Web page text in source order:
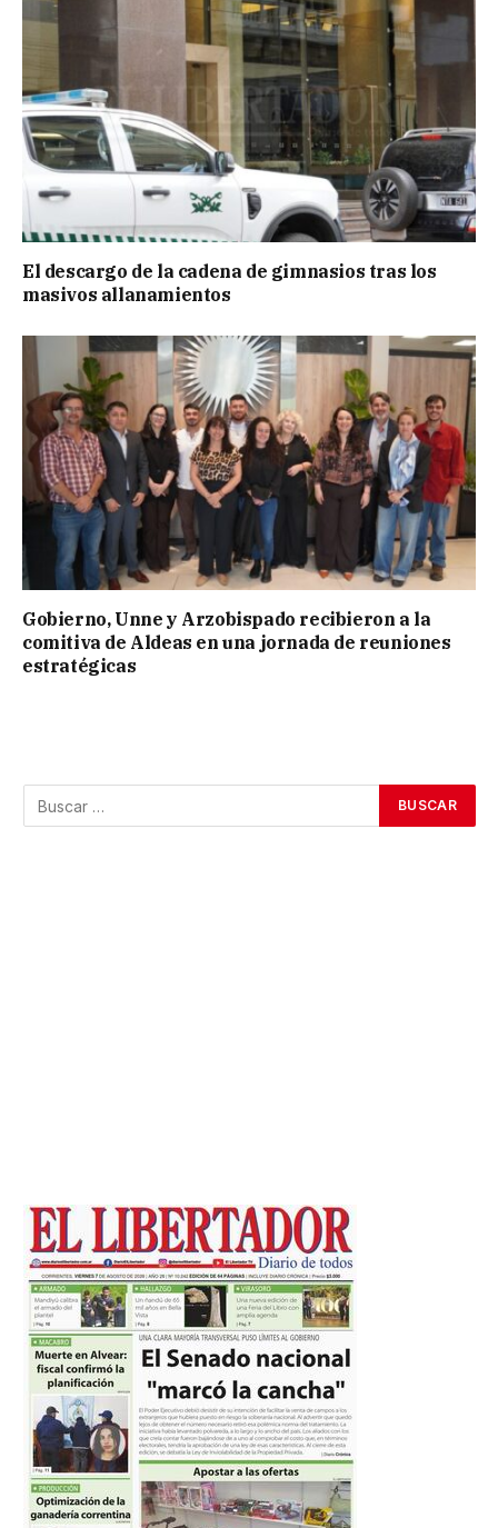
El descargo de la cadena de gimnasios tras los
masivos allanamientos
Gobierno, Unne y Arzobispado recibieron a la
comitiva de Aldeas en una jornada de reuniones
estratégicas